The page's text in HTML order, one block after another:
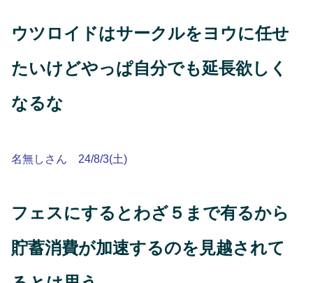
ウツロイドはサークルをヨウに任せ
たいけどやっぱ自分でも延長欲しく
なるな
名無しさん 24/8/3(土)
フェスにするとわざ５まで有るから
貯蓄消費が加速するのを見越されて